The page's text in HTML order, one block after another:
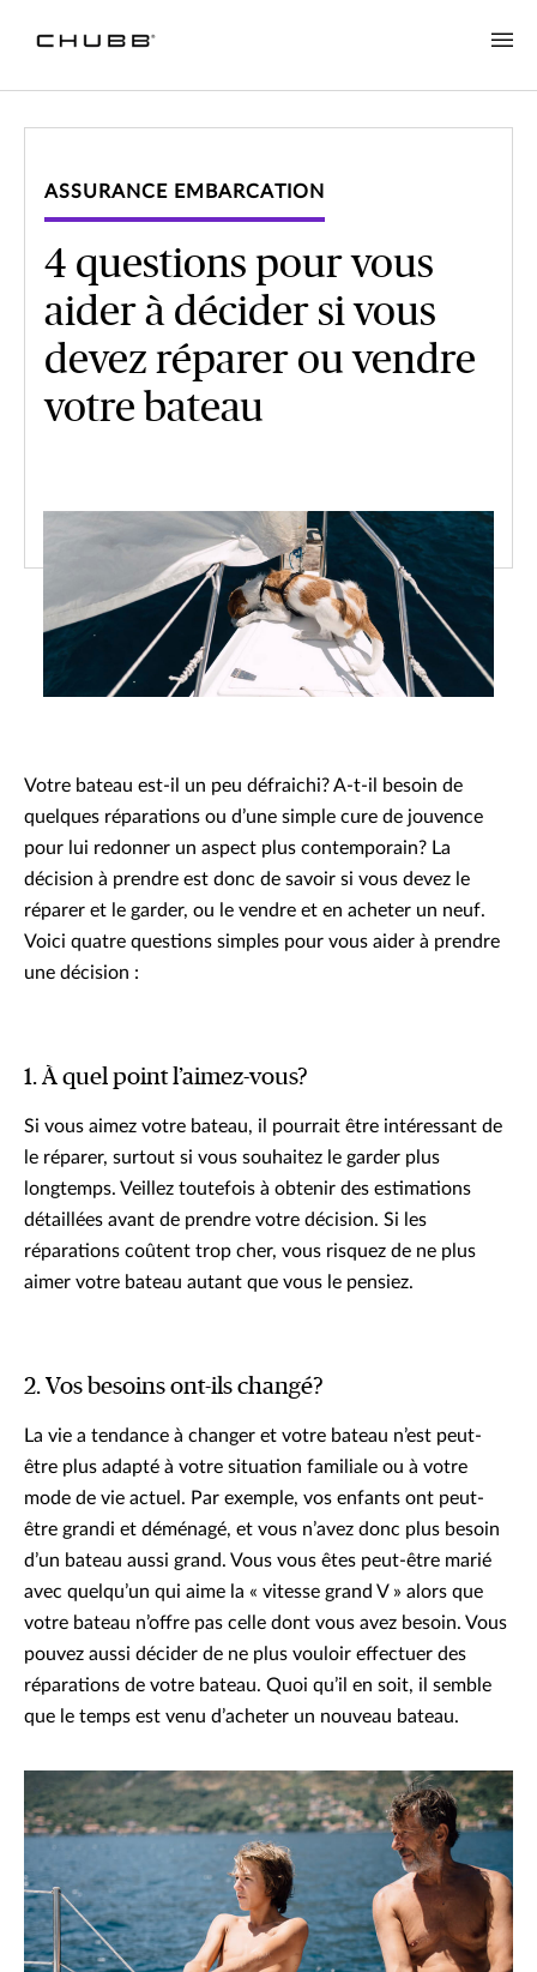
ASSURANCE EMBARCATION
4 questions pour vous
aider à décider si vous
devez réparer ou vendre
votre bateau
Votre bateau est-il un peu défraichi? A-t-il besoin de
quelques réparations ou d’une simple cure de jouvence
pour lui redonner un aspect plus contemporain? La
décision à prendre est donc de savoir si vous devez le
réparer et le garder, ou le vendre et en acheter un neuf.
Voici quatre questions simples pour vous aider à prendre
une décision :
1. À quel point l’aimez-vous?
Si vous aimez votre bateau, il pourrait être intéressant de
le réparer, surtout si vous souhaitez le garder plus
longtemps. Veillez toutefois à obtenir des estimations
détaillées avant de prendre votre décision. Si les
réparations coûtent trop cher, vous risquez de ne plus
aimer votre bateau autant que vous le pensiez.
2. Vos besoins ont-ils changé?
La vie a tendance à changer et votre bateau n’est peut-
être plus adapté à votre situation familiale ou à votre
mode de vie actuel. Par exemple, vos enfants ont peut-
être grandi et déménagé, et vous n’avez donc plus besoin
d’un bateau aussi grand. Vous vous êtes peut-être marié
avec quelqu’un qui aime la « vitesse grand V » alors que
votre bateau n’offre pas celle dont vous avez besoin. Vous
pouvez aussi décider de ne plus vouloir effectuer des
réparations de votre bateau. Quoi qu’il en soit, il semble
que le temps est venu d’acheter un nouveau bateau.